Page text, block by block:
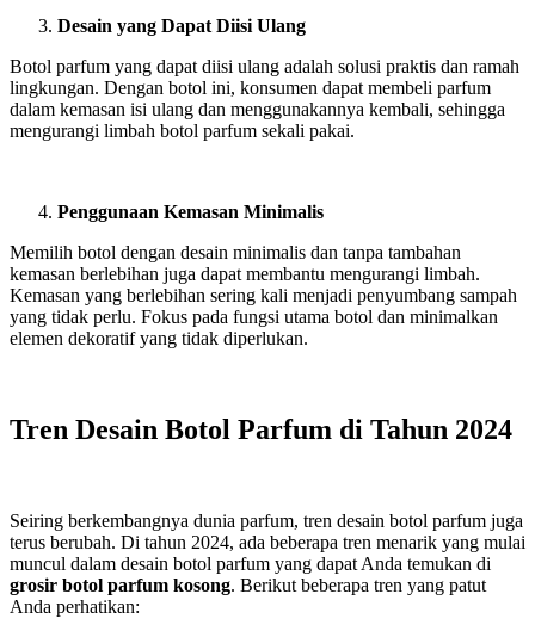
Desain yang Dapat Diisi Ulang
Botol parfum yang dapat diisi ulang adalah solusi praktis dan ramah
lingkungan. Dengan botol ini, konsumen dapat membeli parfum
dalam kemasan isi ulang dan menggunakannya kembali, sehingga
mengurangi limbah botol parfum sekali pakai.
Penggunaan Kemasan Minimalis
Memilih botol dengan desain minimalis dan tanpa tambahan
kemasan berlebihan juga dapat membantu mengurangi limbah.
Kemasan yang berlebihan sering kali menjadi penyumbang sampah
yang tidak perlu. Fokus pada fungsi utama botol dan minimalkan
elemen dekoratif yang tidak diperlukan.
Tren Desain Botol Parfum di Tahun 2024
Seiring berkembangnya dunia parfum, tren desain botol parfum juga
terus berubah. Di tahun 2024, ada beberapa tren menarik yang mulai
muncul dalam desain botol parfum yang dapat Anda temukan di
grosir botol parfum kosong. Berikut beberapa tren yang patut
Anda perhatikan: